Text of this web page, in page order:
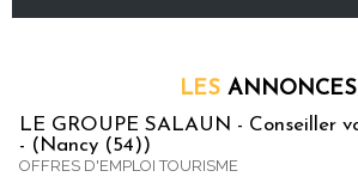
LES ANNONCES
LE GROUPE SALAUN - Conseiller
- (Nancy (54))
OFFRES D'EMPLOI TOURISME